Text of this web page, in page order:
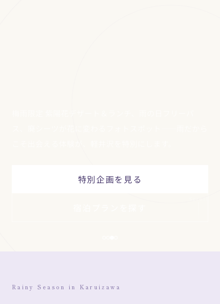
特別企画を見る
Rainy Season in Karuizawa